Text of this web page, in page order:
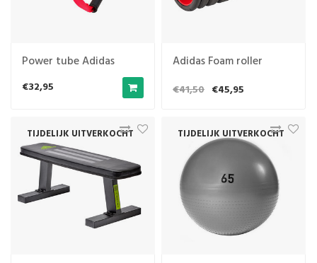
Power tube Adidas
€32,95
Adidas Foam roller
€41,50 €45,95
TIJDELIJK UITVERKOCHT TIJDELIJK UITVERKOCHT